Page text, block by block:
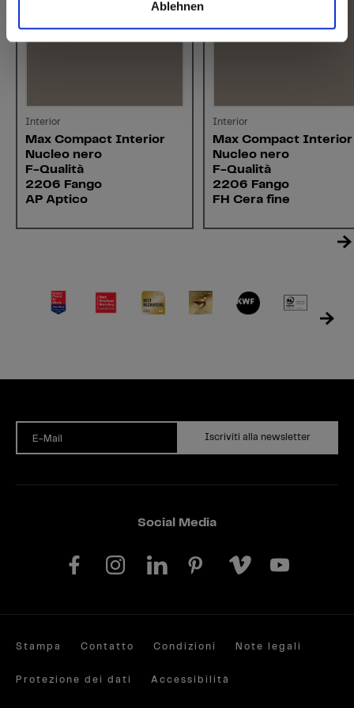
Ablehnen
Interior
Max Compact Interior
Nucleo nero
F-Qualità
2206 Fango
AP Aptico
Interior
Max Compact Interior
Nucleo nero
F-Qualità
2206 Fango
FH Cera fine
E-Mail Iscriviti alla newsletter
Social Media
Stampa Contatto Condizioni Note legali
Protezione dei dati Accessibilità